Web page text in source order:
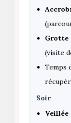
Grotte
(visite
Temps
Soir
Veillée